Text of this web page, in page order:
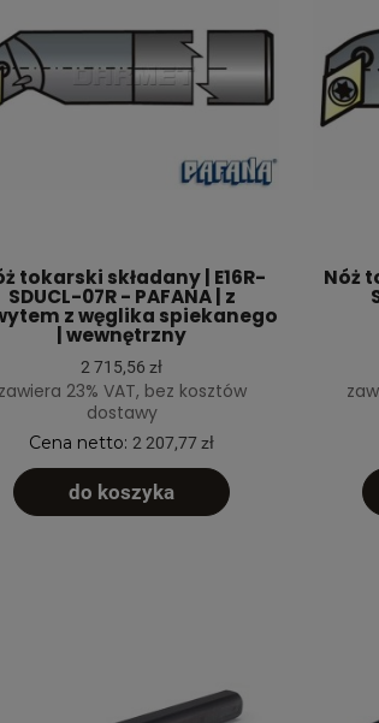
tokarski składany | E16R-
SDUCL-07R - PAFANA | z
z węglika spiekanego
| wewnętrzny
2 715,56 zł
zawiera 23% VAT, bez kosztów
dostawy
Cena netto: 2 207,77 zł
do koszyka
Nóż